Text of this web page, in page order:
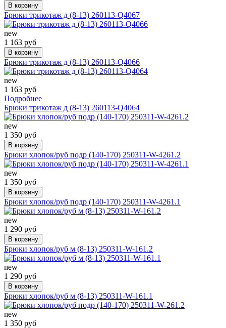
В корзину
Брюки трикотаж д (8-13) 260113-Q4067
new
1 163 руб
В корзину
Брюки трикотаж д (8-13) 260113-Q4066
new
1 163 руб
Подробнее
Брюки трикотаж д (8-13) 260113-Q4064
new
1 350 руб
В корзину
Брюки хлопок/руб подр (140-170) 250311-W-4261.2
new
1 350 руб
В корзину
Брюки хлопок/руб подр (140-170) 250311-W-4261.1
new
1 290 руб
В корзину
Брюки хлопок/руб м (8-13) 250311-W-161.2
new
1 290 руб
В корзину
Брюки хлопок/руб м (8-13) 250311-W-161.1
new
1 350 руб